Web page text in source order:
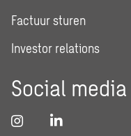
Factuur sturen
Investor relations
Social media